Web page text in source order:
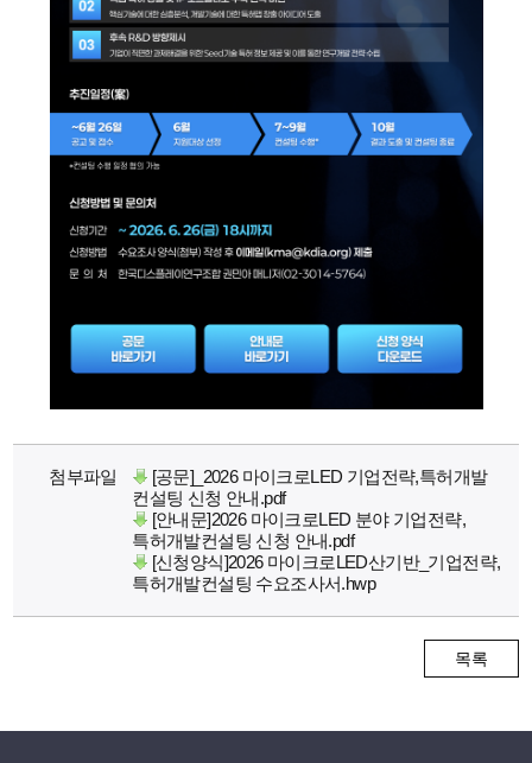
첨부파일
[공문]_2026 마이크로LED 기업전략,특허개발
컨설팅 신청 안내.pdf
[안내문]2026 마이크로LED 분야 기업전략,
특허개발컨설팅 신청 안내.pdf
[신청양식]2026 마이크로LED산기반_기업전략,
특허개발컨설팅 수요조사서.hwp
목록